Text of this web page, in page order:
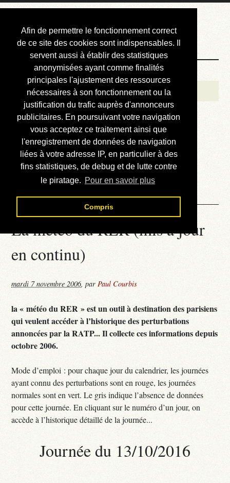
Afin de permettre le fonctionnement correct
de ce site des cookies sont indispensables. Il
servent aussi à établir des statistiques
anonymisées ayant comme finalités
principales l'ajustement des ressources
nécessaires à son fonctionnement ou la
justification du trafic auprès d'annonceurs
publicitaires. En poursuivant votre navigation
vous acceptez ce traitement ainsi que
l'enregistrement de données de navigation
liées à votre adresse IP, en particulier à des
fins statistiques, de debug et de lutte contre
le piratage. Pour en savoir plus
Compris
Courbis, « LE »
Blog Officiel
Bienvenue
Réalisations
Divers (et d’été)
Annonces
Liens externes
Téléchargement
Contact
La météo du RER (mis à jour
en continu)
mardi 7 novembre 2006,parPaul Courbis
la « météo du RER » est un outil à destination des parisiens
qui veulent accéder à l’historique des perturbations
annoncées par la RATP... Il collecte ces informations depuis
octobre 2006.
Mode d’emploi : pour chaque jour du calendrier, les journées
ayant connu des perturbations sont en rouge, les journées
normales sont en vert. Le gris indique l’absence de données
pour cette journée. En cliquant sur le numéro d’un jour, on
accède à l’historique détaillé de la journée...
Journée du 13/10/2016